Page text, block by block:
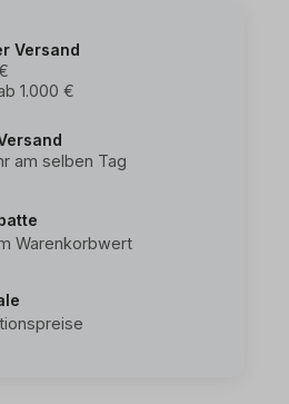
Versand
1.000 €
am selben Tag
Warenkorbwert